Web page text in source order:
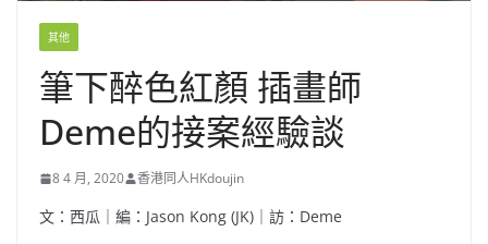
其他
筆下醉色紅顏 插畫師
Deme的接案經驗談
8 4 月, 2020 香港同人HKdoujin
文：西瓜｜編：Jason Kong (JK)｜訪：Deme